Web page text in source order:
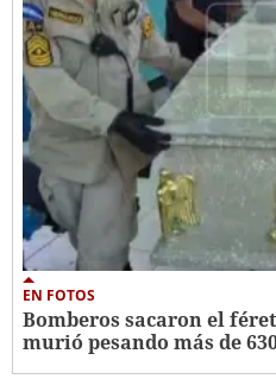
EN FOTOS
Bomberos sacaron el
murió pesando más de